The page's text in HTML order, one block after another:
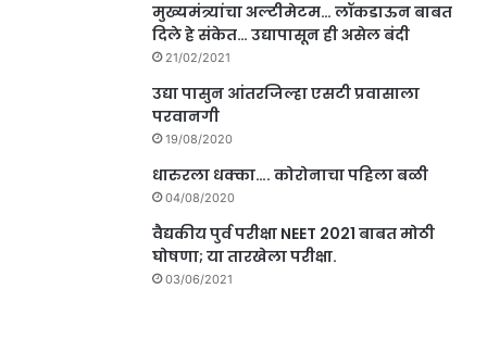
मुख्यमंत्र्यांचा अल्टीमेटम… लॉकडाऊन बाबत
दिले हे संकेत… उद्यापासून ही असेल बंदी
21/02/2021
उद्या पासुन आंतरजिल्हा एसटी प्रवासाला
परवानगी
19/08/2020
धारुरला धक्का…. कोरोनाचा पहिला बळी
04/08/2020
वैद्यकीय पुर्व परीक्षा NEET 2021 बाबत मोठी
घोषणा; या तारखेला परीक्षा.
03/06/2021